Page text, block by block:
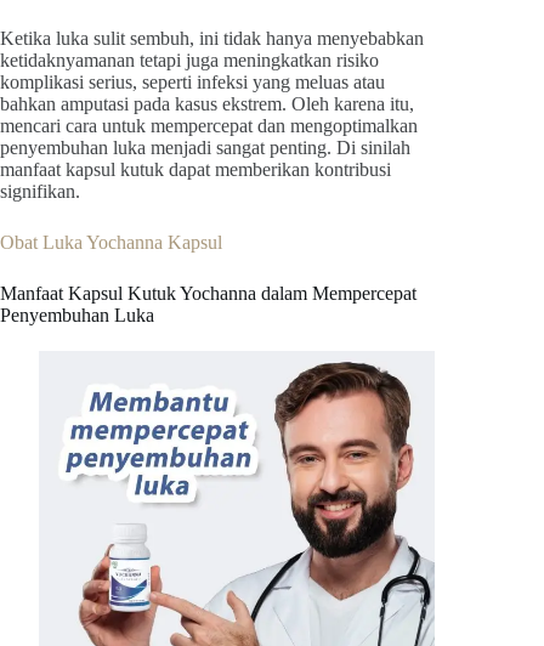
Ketika luka sulit sembuh, ini tidak hanya menyebabkan
ketidaknyamanan tetapi juga meningkatkan risiko
komplikasi serius, seperti infeksi yang meluas atau
bahkan amputasi pada kasus ekstrem. Oleh karena itu,
mencari cara untuk mempercepat dan mengoptimalkan
penyembuhan luka menjadi sangat penting. Di sinilah
manfaat kapsul kutuk dapat memberikan kontribusi
signifikan.
Obat Luka Yochanna Kapsul
Manfaat Kapsul Kutuk Yochanna dalam Mempercepat
Penyembuhan Luka